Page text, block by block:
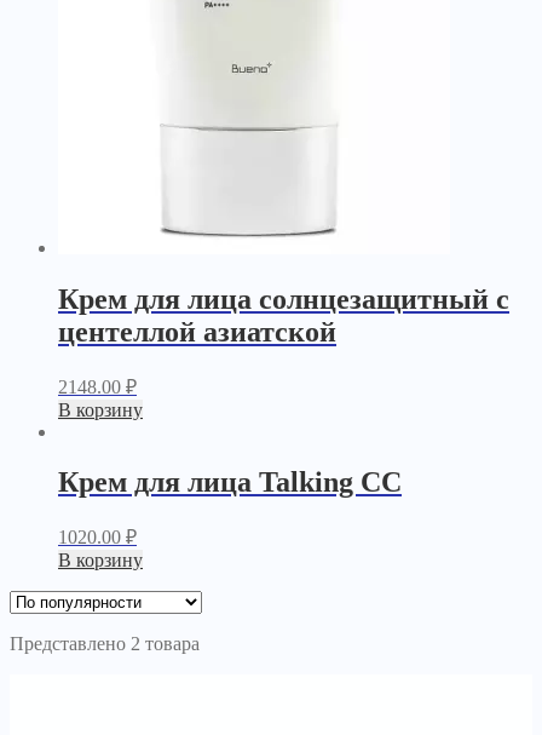
Крем для лица солнцезащитный с
центеллой азиатской
2148.00 ₽
В корзину
Крем для лица Talking CC
1020.00 ₽
В корзину
Представлено 2 товара